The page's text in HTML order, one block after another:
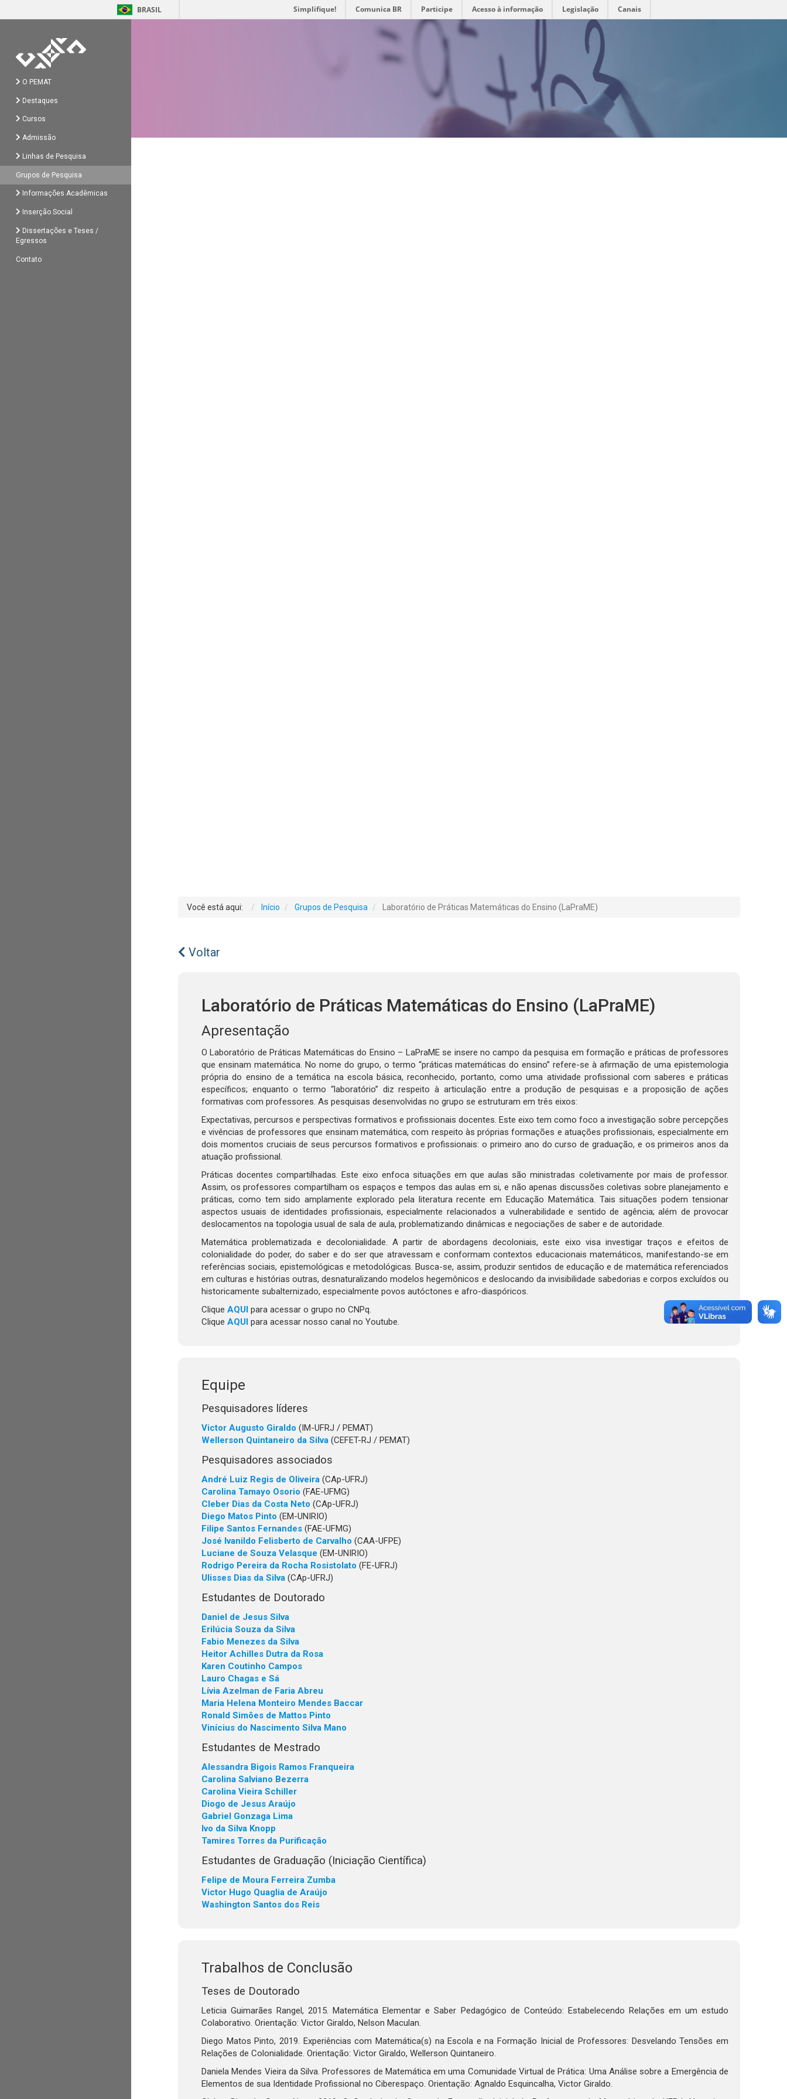
BRASIL Simplifique! Comunica BR Participe Acesso à informação Legislação Canais
O PEMAT
Destaques
Cursos
Admissão
Linhas de Pesquisa
Grupos de Pesquisa
Informações Acadêmicas
Inserção Social
Dissertações e Teses /
Egressos
Contato
Você está aqui: Início Grupos de Pesquisa Laboratório de Práticas Matemáticas do Ensino (LaPraME)
Voltar
Laboratório de Práticas Matemáticas do Ensino (LaPraME)
Apresentação
O Laboratório de Práticas Matemáticas do Ensino – LaPraME se insere no campo da pesquisa em formação e práticas de professores
que ensinam matemática. No nome do grupo, o termo “práticas matemáticas do ensino” refere-se à afirmação de uma epistemologia
própria do ensino de a temática na escola básica, reconhecido, portanto, como uma atividade profissional com saberes e práticas
específicos; enquanto o termo “laboratório” diz respeito à articulação entre a produção de pesquisas e a proposição de ações
formativas com professores. As pesquisas desenvolvidas no grupo se estruturam em três eixos:
Expectativas, percursos e perspectivas formativos e profissionais docentes. Este eixo tem como foco a investigação sobre percepções
e vivências de professores que ensinam matemática, com respeito às próprias formações e atuações profissionais, especialmente em
dois momentos cruciais de seus percursos formativos e profissionais: o primeiro ano do curso de graduação, e os primeiros anos da
atuação profissional.
Práticas docentes compartilhadas. Este eixo enfoca situações em que aulas são ministradas coletivamente por mais de professor.
Assim, os professores compartilham os espaços e tempos das aulas em si, e não apenas discussões coletivas sobre planejamento e
práticas, como tem sido amplamente explorado pela literatura recente em Educação Matemática. Tais situações podem tensionar
aspectos usuais de identidades profissionais, especialmente relacionados a vulnerabilidade e sentido de agência; além de provocar
deslocamentos na topologia usual de sala de aula, problematizando dinâmicas e negociações de saber e de autoridade.
Matemática problematizada e decolonialidade. A partir de abordagens decoloniais, este eixo visa investigar traços e efeitos de
colonialidade do poder, do saber e do ser que atravessam e conformam contextos educacionais matemáticos, manifestando-se em
referências sociais, epistemológicas e metodológicas. Busca-se, assim, produzir sentidos de educação e de matemática referenciados
em culturas e histórias outras, desnaturalizando modelos hegemônicos e deslocando da invisibilidade sabedorias e corpos excluídos ou
historicamente subalternizado, especialmente povos autóctones e afro-diaspóricos.
Clique AQUI para acessar o grupo no CNPq.
Clique AQUI para acessar nosso canal no Youtube.
Equipe
Pesquisadores líderes
Victor Augusto Giraldo (IM-UFRJ / PEMAT)
Wellerson Quintaneiro da Silva (CEFET-RJ / PEMAT)
Pesquisadores associados
André Luiz Regis de Oliveira (CAp-UFRJ)
Carolina Tamayo Osorio (FAE-UFMG)
Cleber Dias da Costa Neto (CAp-UFRJ)
Diego Matos Pinto (EM-UNIRIO)
Filipe Santos Fernandes (FAE-UFMG)
José Ivanildo Felisberto de Carvalho (CAA-UFPE)
Luciane de Souza Velasque (EM-UNIRIO)
Rodrigo Pereira da Rocha Rosistolato (FE-UFRJ)
Ulisses Dias da Silva (CAp-UFRJ)
Estudantes de Doutorado
Daniel de Jesus Silva
Erilúcia Souza da Silva
Fabio Menezes da Silva
Heitor Achilles Dutra da Rosa
Karen Coutinho Campos
Lauro Chagas e Sá
Lívia Azelman de Faria Abreu
Maria Helena Monteiro Mendes Baccar
Ronald Simões de Mattos Pinto
Vinícius do Nascimento Silva Mano
Estudantes de Mestrado
Alessandra Bigois Ramos Franqueira
Carolina Salviano Bezerra
Carolina Vieira Schiller
Diogo de Jesus Araújo
Gabriel Gonzaga Lima
Ivo da Silva Knopp
Tamires Torres da Purificação
Estudantes de Graduação (Iniciação Científica)
Felipe de Moura Ferreira Zumba
Victor Hugo Quaglia de Araújo
Washington Santos dos Reis
Trabalhos de Conclusão
Teses de Doutorado
Leticia Guimarães Rangel, 2015. Matemática Elementar e Saber Pedagógico de Conteúdo: Estabelecendo Relações em um estudo
Colaborativo. Orientação: Victor Giraldo, Nelson Maculan.
Diego Matos Pinto, 2019. Experiências com Matemática(s) na Escola e na Formação Inicial de Professores: Desvelando Tensões em
Relações de Colonialidade. Orientação: Victor Giraldo, Wellerson Quintaneiro.
Daniela Mendes Vieira da Silva. Professores de Matemática em uma Comunidade Virtual de Prática: Uma Análise sobre a Emergência de
Elementos de sua Identidade Profissional no Ciberespaço. Orientação: Agnaldo Esquincalha, Victor Giraldo.